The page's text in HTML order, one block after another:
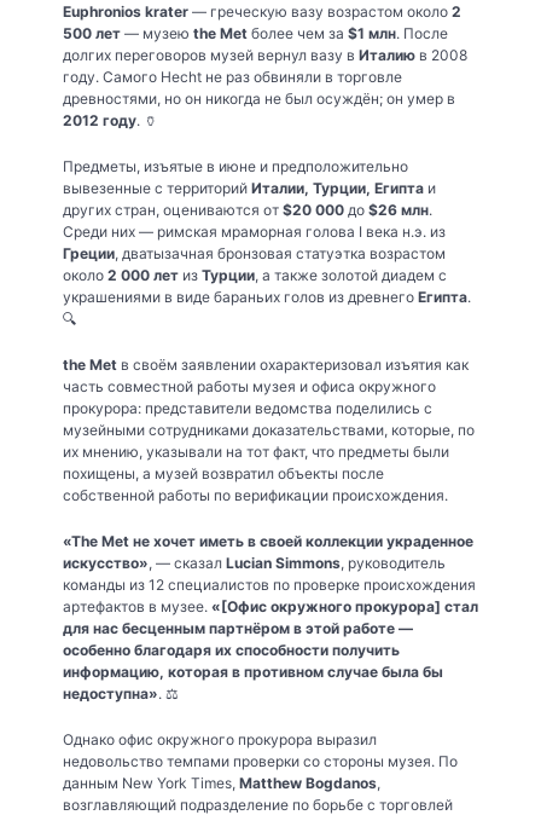
Euphronios krater — греческую вазу возрастом около 2
500 лет — музею the Met более чем за $1 млн. После
долгих переговоров музей вернул вазу в Италию в 2008
году. Самого Hecht не раз обвиняли в торговле
древностями, но он никогда не был осуждён; он умер в
2012 году. 🏺
Предметы, изъятые в июне и предположительно
вывезенные с территорий Италии, Турции, Египта и
других стран, оцениваются от $20 000 до $26 млн.
Среди них — римская мраморная голова I века н.э. из
Греции, дватызачная бронзовая статуэтка возрастом
около 2 000 лет из Турции, а также золотой диадем с
украшениями в виде бараньих голов из древнего Египта.
🔍
the Met в своём заявлении охарактеризовал изъятия как
часть совместной работы музея и офиса окружного
прокурора: представители ведомства поделились с
музейными сотрудниками доказательствами, которые, по
их мнению, указывали на тот факт, что предметы были
похищены, а музей возвратил объекты после
собственной работы по верификации происхождения.
«The Met не хочет иметь в своей коллекции украденное
искусство», — сказал Lucian Simmons, руководитель
команды из 12 специалистов по проверке происхождения
артефактов в музее. «[Офис окружного прокурора] стал
для нас бесценным партнёром в этой работе —
особенно благодаря их способности получить
информацию, которая в противном случае была бы
недоступна». ⚖️
Однако офис окружного прокурора выразил
недовольство темпами проверки со стороны музея. По
данным New York Times, Matthew Bogdanos,
возглавляющий подразделение по борьбе с торговлей